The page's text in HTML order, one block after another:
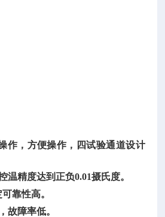
作，方便操作，四试验通道设计
温精度达到正负0.01摄氏度。
靠性高。
故障率低。